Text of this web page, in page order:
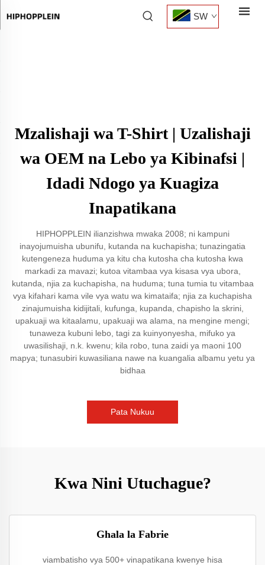
SW
Mzalishaji wa T-Shirt | Uzalishaji
wa OEM na Lebo ya Kibinafsi |
Idadi Ndogo ya Kuagiza
Inapatikana
HIPHOPPLEIN ilianzishwa mwaka 2008; ni kampuni
inayojumuisha ubunifu, kutanda na kuchapisha; tunazingatia
kutengeneza huduma ya kitu cha kutosha cha kutosha kwa
markadi za mavazi; kutoa vitambaa vya kisasa vya ubora,
kutanda, njia za kuchapisha, na huduma; tuna tumia tu vitambaa
vya kifahari kama vile vya watu wa kimataifa; njia za kuchapisha
zinajumuisha kidijitali, kufunga, kupanda, chapisho la skrini,
upakuaji wa kitaalamu, upakuaji wa alama, na mengine mengi;
tunaweza kubuni lebo, tagi za kuinyonyesha, mifuko ya
uwasilishaji, n.k. kwenu; kila robo, tuna zaidi ya maoni 100
mapya; tunasubiri kuwasiliana nawe na kuangalia albamu yetu ya
bidhaa
Pata Nukuu
Kwa Nini Utuchague?
Ghala la Fabrie
viambatisho vya 500+ vinapatikana kwenye hisa